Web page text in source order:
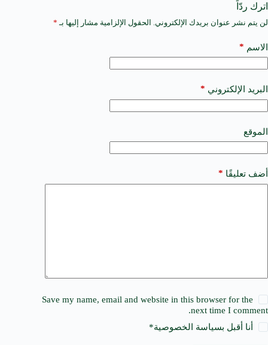
اترك ردّاً
لن يتم نشر عنوان بريدك الإلكتروني. الحقول الإلزامية مشار إليها بـ *
الاسم *
البريد الإلكتروني *
الموقع
أضف تعليقًا *
Save my name, email and website in this browser for the
next time I comment.
أنا أقبل بسياسة الخصوصية*
A
t
e
a
t
i
e
: